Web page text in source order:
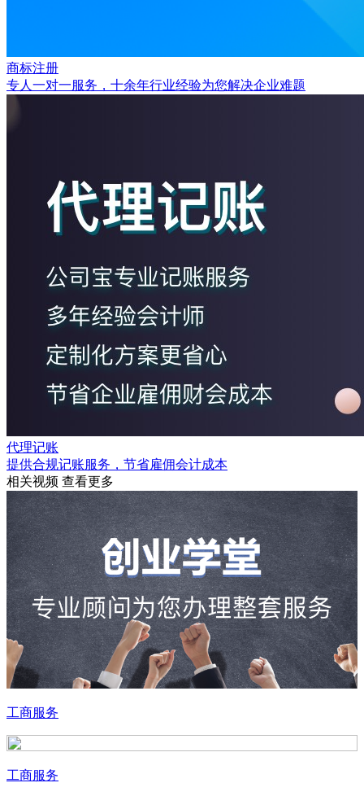
商标注册
专人一对一服务，十余年行业经验为您解决企业难题
代理记账
提供合规记账服务，节省雇佣会计成本
相关视频 查看更多
工商服务
工商服务